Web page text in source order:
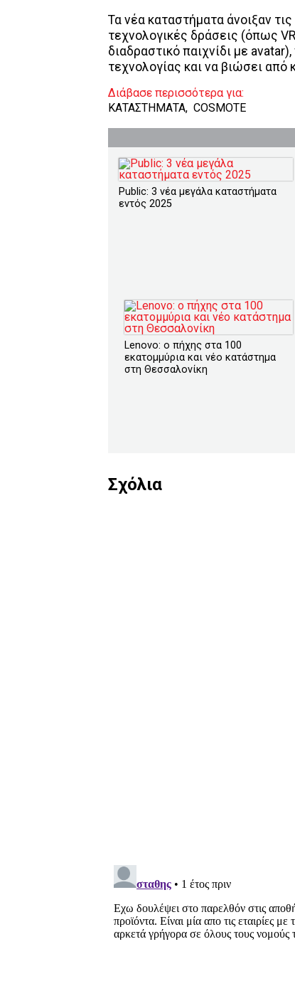
Τα νέα καταστήματα άνοιξαν
τεχνολογικές δράσεις (όπως
διαδραστικό παιχνίδι με
τεχνολογίας και να βιώσει
Διάβασε περισσότερα για:
ΚΑΤΑΣΤΗΜΑΤΑ, COSMOTE
Public: 3 νέα μεγάλα καταστήματα
εντός 2025
Lenovo: ο πήχης στα 100
εκατομμύρια και νέο κατάστημα
στη Θεσσαλονίκη
Σχόλια